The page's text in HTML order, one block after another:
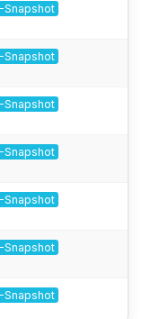
Snapshot
Snapshot
Snapshot
Snapshot
Snapshot
Snapshot
Snapshot